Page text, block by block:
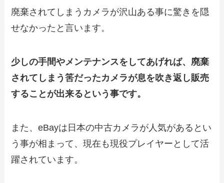
廃棄されてしまうカメラが沢山ある事に驚きを隠
せなかったと言います。
少しの手間やメンテナンスをしてあげれば、廃棄
されてしまう筈だったカメラが息を吹き返し販売
することが出来るという事です。
また、eBayは日本の中古カメラが人気があるとい
う事が相まって、現在も現役プレイヤーとして活
躍されています。